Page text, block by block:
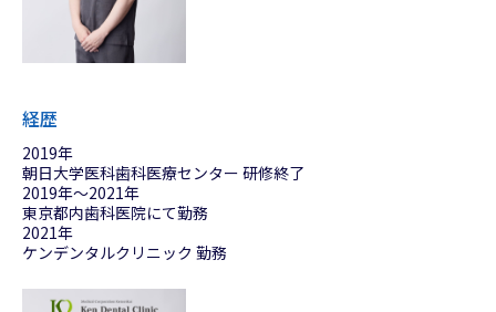
経歴
2019年
朝日大学医科歯科医療センター 研修終了
2019年〜2021年
東京都内歯科医院にて勤務
2021年
ケンデンタルクリニック 勤務